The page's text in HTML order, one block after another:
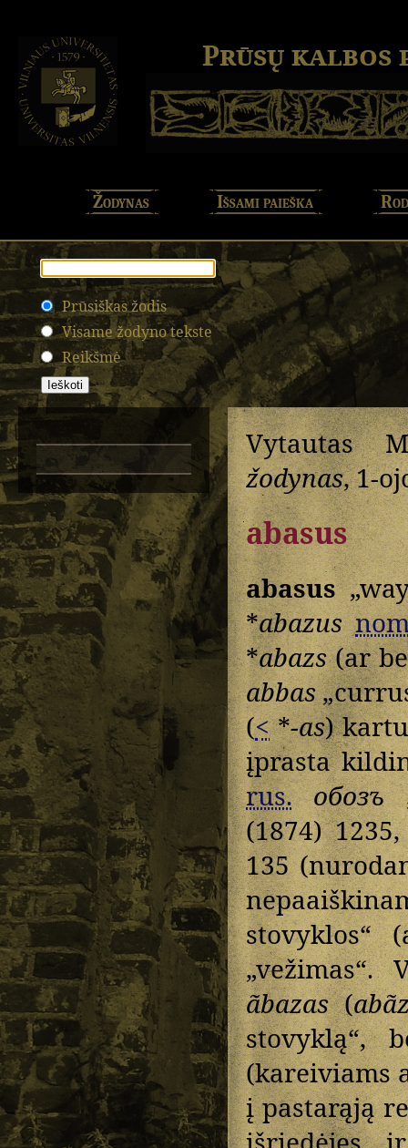
Prūsų kalbos
Žodynas Išsami paieška
Prūsiškas žodis
Visame žodyno tekste
Reikšmė
Vytautas
žodynas, 1-
abasus
abasus
*abazus
*abazs(ar
abbas
(<*-as)
įprasta
rus.
обозъ
(1874)
135
ãbazas(
stovyklą“,
(kareiviams
į pastarąją